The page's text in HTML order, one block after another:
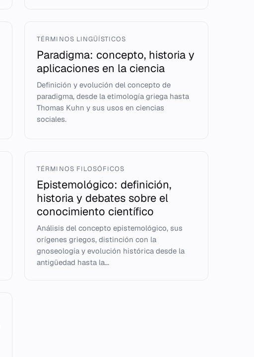
TÉRMINOS LINGÜÍSTICOS
Paradigma: concepto, historia y
aplicaciones en la ciencia
Definición y evolución del concepto de
paradigma, desde la etimología griega hasta
Thomas Kuhn y sus usos en ciencias
sociales.
TÉRMINOS FILOSÓFICOS
Epistemológico: definición,
historia y debates sobre el
conocimiento científico
Análisis del concepto epistemológico, sus
orígenes griegos, distinción con la
gnoseología y evolución histórica desde la
antigüedad hasta la...